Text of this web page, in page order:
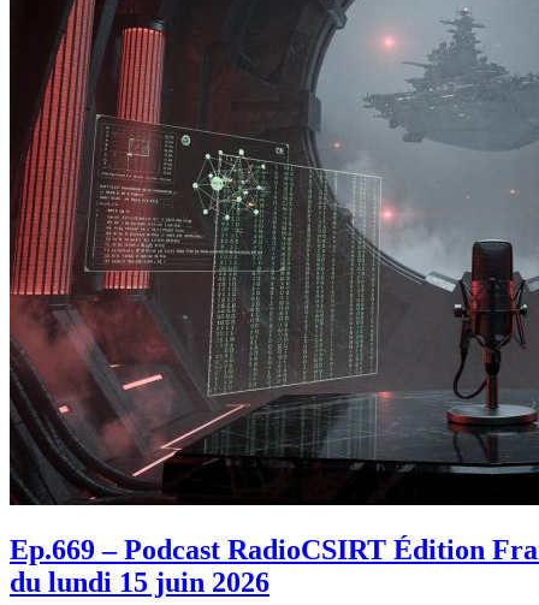
Ep.669 – Podcast RadioCSIRT Édition
du lundi 15 juin 2026